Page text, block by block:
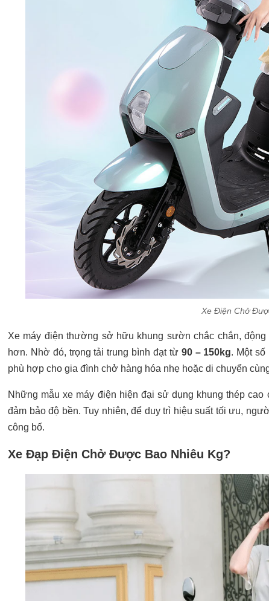
Xe Điện Chở
Xe máy điện thường sở hữu khung sườn chắc chắn,
hơn. Nhờ đó, trọng tải trung bình đạt từ 90 – 150kg. Một
phù hợp cho gia đình chở hàng hóa nhẹ hoặc di chuyển
Những mẫu xe máy điện hiện đại sử dụng khung thép
đảm bảo độ bền. Tuy nhiên, để duy trì hiệu suất tối ưu,
công bố.
Xe Đạp Điện Chở Được Bao Nhiêu Kg?